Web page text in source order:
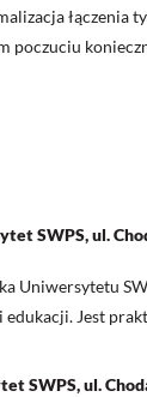
łączenia
poczuciu
SWPS, ul.
Uniwersytetu
Jest
SWPS, ul.